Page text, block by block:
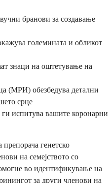
бранови за создавање
големината и обликот
знаци на оштетување на
(МРИ) обезбедува детални
срце
ги испитува вашите коронарни
генетско
на семејството со
во идентификување на
за други членови на